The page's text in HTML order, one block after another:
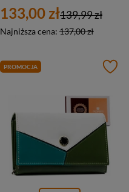
133,00 zł
Najniższa cena: 137,00 zł
139,99 zł
PROMOCJA